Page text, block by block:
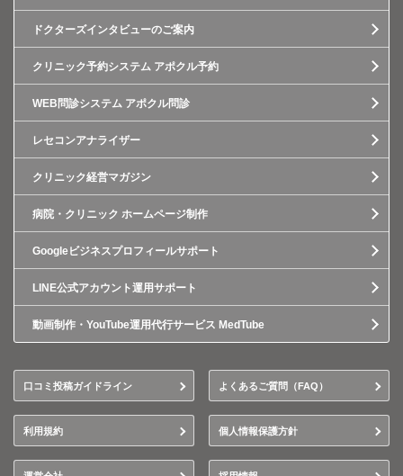
ドクターズインタビューのご案内
クリニック予約システム アポクル予約
WEB問診システム アポクル問診
レセコンアナライザー
クリニック経営マガジン
病院・クリニック ホームページ制作
Googleビジネスプロフィールサポート
LINE公式アカウント運用サポート
動画制作・YouTube運用代行サービス MedTube
口コミ投稿ガイドライン よくあるご質問（FAQ）
利用規約 個人情報保護方針